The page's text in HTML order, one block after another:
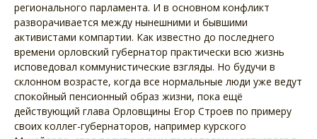
регионального парламента. И в основном конфликт
разворачивается между нынешними и бывшими
активистами компартии. Как известно до последнего
времени орловский губернатор практически всю жизнь
исповедовал коммунистические взгляды. Но будучи в
склонном возрасте, когда все нормальные люди уже ведут
спокойный пенсионный образ жизни, пока ещё
действующий глава Орловщины Егор Строев по примеру
своих коллег-губернаторов, например курского